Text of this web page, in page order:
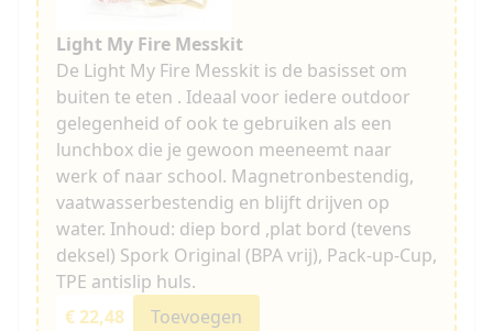
Light My Fire Messkit
De Light My Fire Messkit is de basisset om
buiten te eten . Ideaal voor iedere outdoor
gelegenheid of ook te gebruiken als een
lunchbox die je gewoon meeneemt naar
werk of naar school. Magnetronbestendig,
vaatwasserbestendig en blijft drijven op
water. Inhoud: diep bord ,plat bord (tevens
deksel) Spork Original (BPA vrij), Pack-up-Cup,
TPE antislip huls.
€ 22,48
Toevoegen